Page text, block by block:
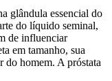
glândula essencial do
do líquido seminal,
de influenciar
em tamanho, sua
do homem. A próstata